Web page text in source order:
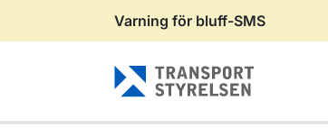
Gå till sidans innehåll
Varning för bluff-SMS